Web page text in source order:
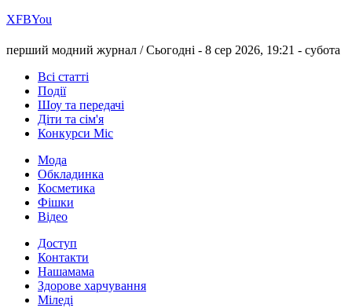
ХFBYou
перший модний журнал /Сьогодні - 8 сер 2026, 19:21 - субота
Всі статті
Події
Шоу та передачі
Діти та сім'я
Конкурси Міс
Мода
Обкладинка
Косметика
Фішки
Відео
Доступ
Контакти
Нашамама
Здорове харчування
Міледі